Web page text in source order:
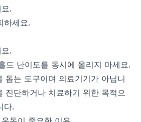
.
하세요.
.
드 난이도를 동시에 올리지 마세요.
돕는 도구이며 의료기기가 아닙니
진단하거나 치료하기 위한 목적으
다.